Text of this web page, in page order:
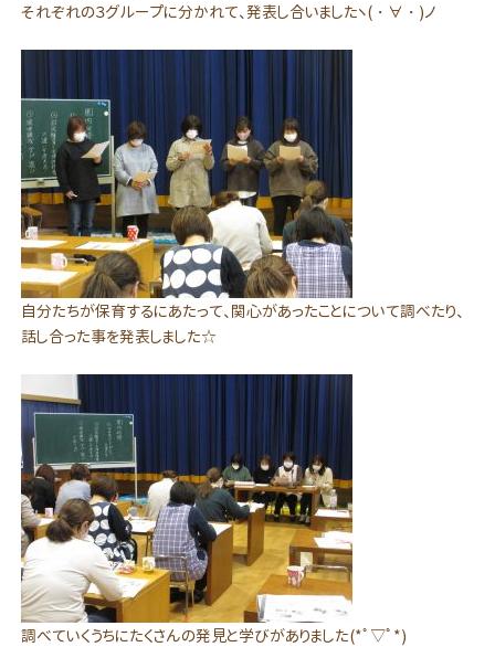
それぞれの３グループに分かれて、発表し合いましたヽ(・∀・)ノ
自分たちが保育するにあたって、関心があったことについて調べたり、
話し合った事を発表しました☆
調べていくうちにたくさんの発見と学びがありました(*ﾟ▽ﾟ*)